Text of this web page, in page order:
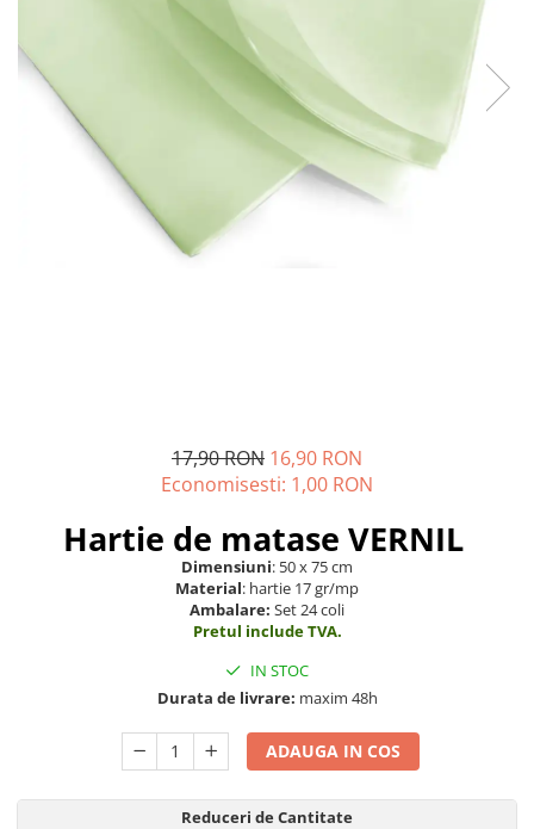
Pungi si sacose hartie kraft
Boxbag
Pungi hartie kraft
Pungi fereastra transparenta
Cutii si ambalaje carton
Cutii cu autoformare
Cutii 25x25x5 cm
Cutii cu inaltime variabila
Cutii curierat autoformare
Carti pentru copii - Colectia
Hartie impachetat cadouri
Panglica dublu satinata 9 mm
17,90 RON 16,90 RON
Economisesti: 1,00 RON
Hartie de matase VERNIL
Dimensiuni: 50 x 75 cm
Material: hartie 17 gr/mp
Ambalare: Set 24 coli
Pretul include TVA.
IN STOC
Durata de livrare: maxim 48h
ADAUGA IN COS
Reduceri de Cantitate